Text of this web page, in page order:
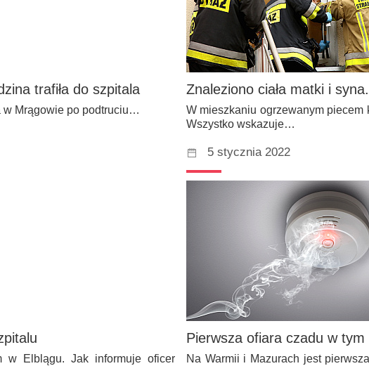
trafiła do szpitala
w Mrągowie po podtruciu…
Znaleziono ciała matki i
W mieszkaniu ogrzewanym piecem
Wszystko wskazuje…
w Elblągu. Jak informuje oficer
5 stycznia 2022
Pierwsza ofiara czadu w tym
Na Warmii i Mazurach jest